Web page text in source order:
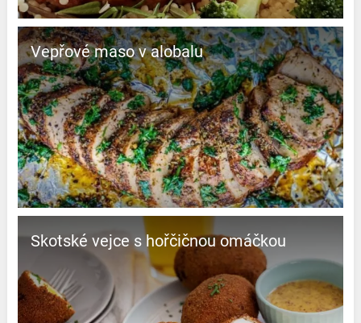
Vepřové maso v alobalu
Skotské vejce s hořčičnou omáčkou